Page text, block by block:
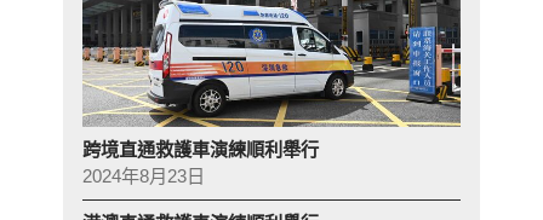
跨境直通救護車演練順利舉行
2024年8月23日